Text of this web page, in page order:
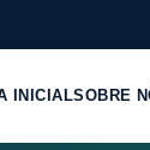
INICIALSOBRE